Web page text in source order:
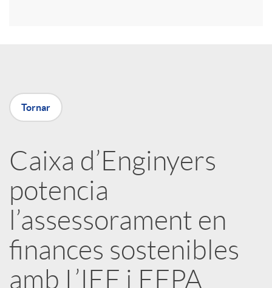
X
a
r
x
e
Tornar
Caixa d’Enginyers
potencia
l’assessorament en
finances sostenibles
amb L’IEF i EFPA